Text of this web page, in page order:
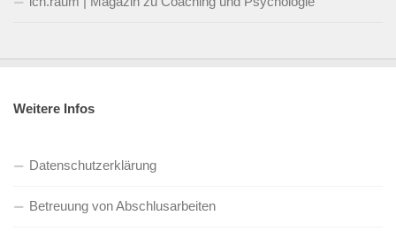
Weitere Infos
Datenschutzerklärung
Betreuung von Abschlusarbeiten